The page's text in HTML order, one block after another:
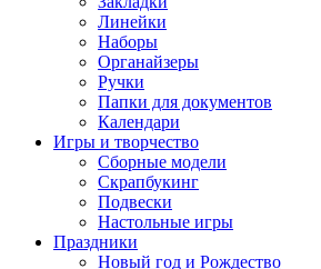
Линейки
Наборы
Органайзеры
Ручки
Папки для документов
Календари
Игры и творчество
Сборные модели
Скрапбукинг
Подвески
Настольные игры
Праздники
Новый год и Рождество